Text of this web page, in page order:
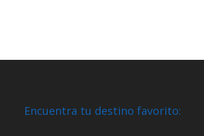
Encuentra tu destino favorito: